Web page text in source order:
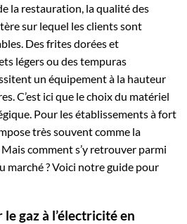
la restauration, la qualité des
sur lequel les clients sont
Des frites dorées et
légers ou des tempuras
un équipement à la hauteur
C’est ici que le choix du matériel
Pour les établissements à fort
très souvent comme la
comment s’y retrouver parmi
marché ? Voici notre guide pour
gaz à l’électricité en